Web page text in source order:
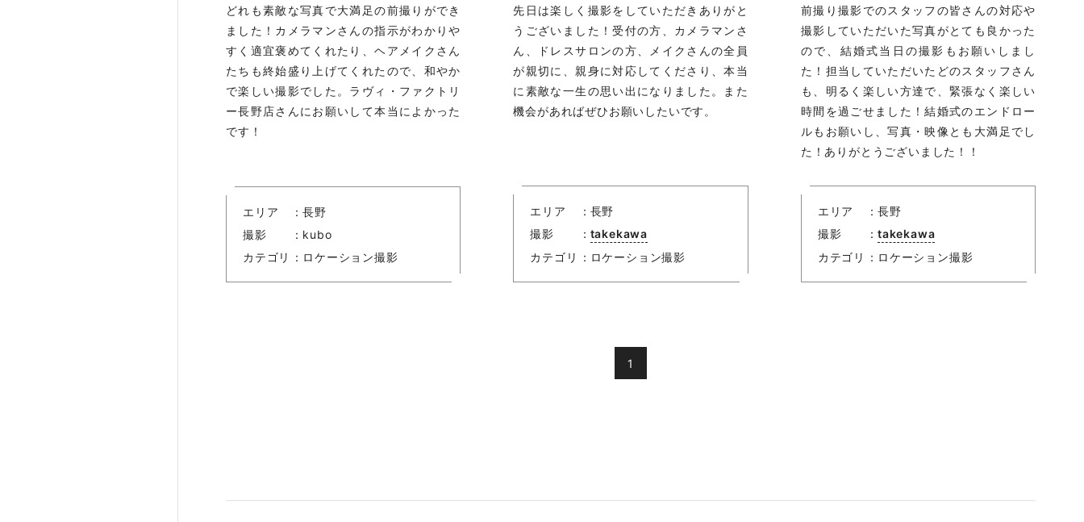
どれも素敵な写真で大満足の前撮りができ
ました！カメラマンさんの指示がわかりや
すく適宜褒めてくれたり、ヘアメイクさん
たちも終始盛り上げてくれたので、和やか
で楽しい撮影でした。ラヴィ・ファクトリ
ー長野店さんにお願いして本当によかった
です！
エリア
長野
撮影
kubo
カテゴリ
ロケーション撮影
先日は楽しく撮影をしていただきありがと
うございました！受付の方、カメラマンさ
ん、ドレスサロンの方、メイクさんの全員
が親切に、親身に対応してくださり、本当
に素敵な一生の思い出になりました。また
機会があればぜひお願いしたいです。
エリア
長野
撮影
takekawa
カテゴリ
ロケーション撮影
前撮り撮影でのスタッフの皆さんの対応や
撮影していただいた写真がとても良かった
ので、結婚式当日の撮影もお願いしまし
た！担当していただいたどのスタッフさん
も、明るく楽しい方達で、緊張なく楽しい
時間を過ごせました！結婚式のエンドロー
ルもお願いし、写真・映像とも大満足でし
た！ありがとうございました！！
エリア
長野
撮影
takekawa
カテゴリ
ロケーション撮影
1